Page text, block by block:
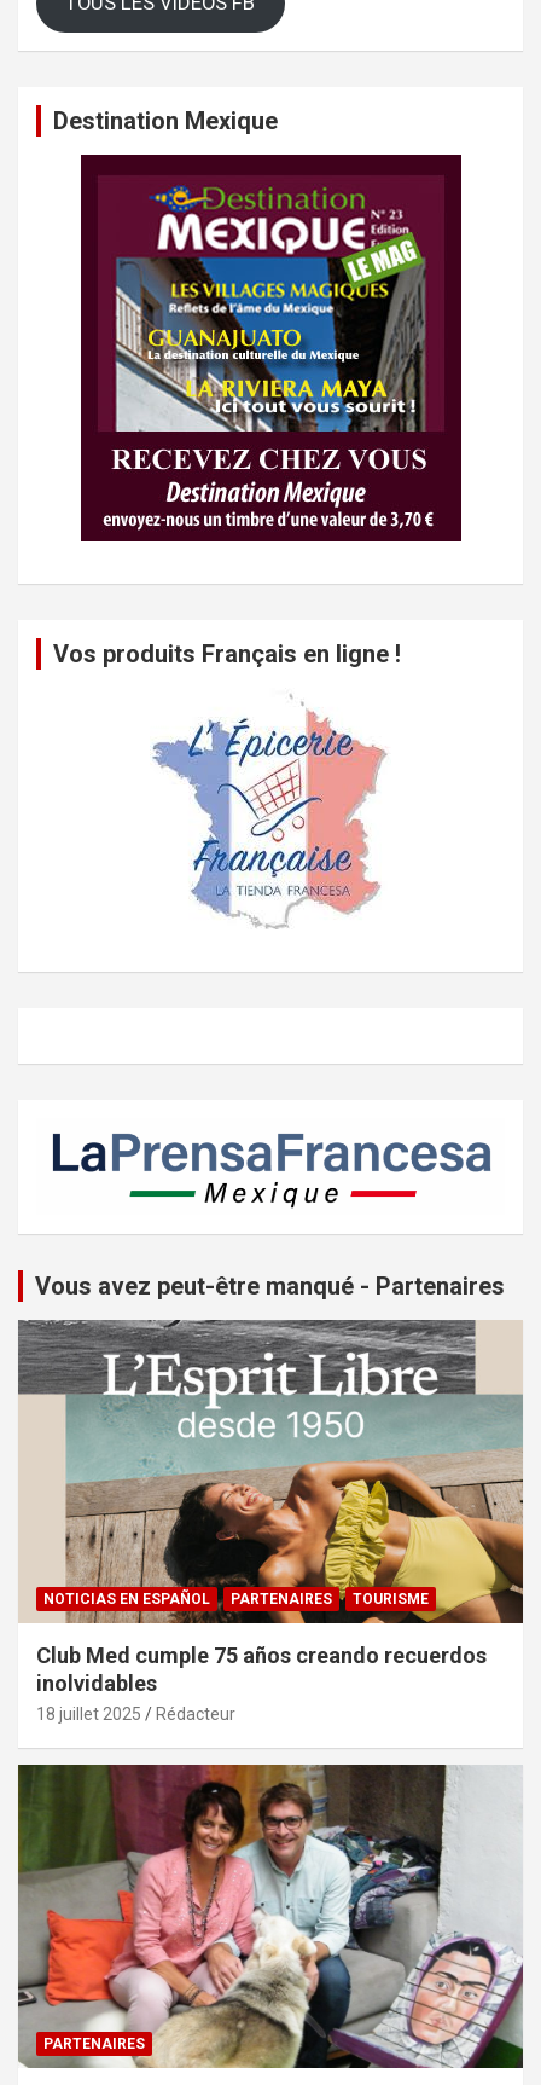
Destination Mexique
Vos produits Français en ligne !
Vous avez peut-être manqué - Partenaires
NOTICIAS EN ESPAÑOL PARTENAIRES TOURISME
Club Med cumple 75 años creando recuerdos
inolvidables
18 juillet 2025 Rédacteur
PARTENAIRES